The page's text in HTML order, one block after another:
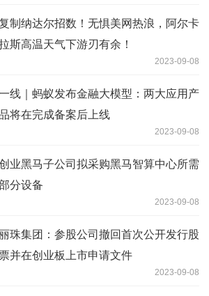
制纳达尔招数！无惧美网热浪，阿尔卡
斯高温天气下游刃有余！
2023-09-08
线｜蚂蚁发布金融大模型：两大应用产
将在完成备案后上线
2023-09-08
业黑马子公司拟采购黑马智算中心所需
分设备
2023-09-08
珠集团：参股公司撤回首次公开发行股
票并在创业板上市申请文件
2023-09-08